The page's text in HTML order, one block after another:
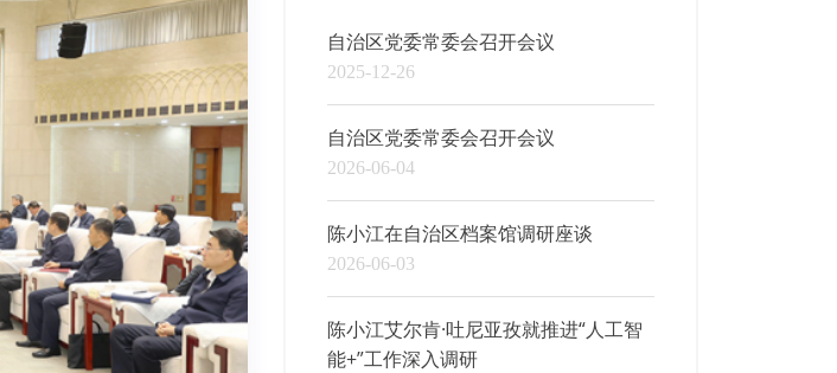
自治区党委常委会召开会议
2025-12-26
自治区党委常委会召开会议
2026-06-04
陈小江在自治区档案馆调研座谈
2026-06-03
陈小江艾尔肯·吐尼亚孜就推进“人工智
能+”工作深入调研